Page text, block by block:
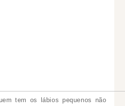
tem os lábios pequenos não